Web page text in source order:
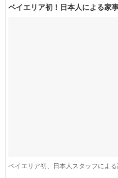
ベイエリア初！日本人による家
ベイエリア初、日本人スタッフによる